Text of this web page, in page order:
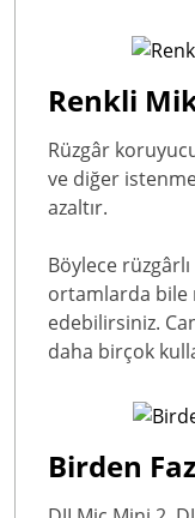
Renkli
Rüzgâr
ve diğer
azaltır.
Böylece
ortamlarda bile
edebilirsiniz.
daha birçok
Birden